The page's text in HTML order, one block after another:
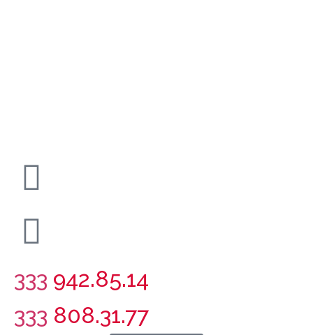
333 942.85.14
333 808.31.77